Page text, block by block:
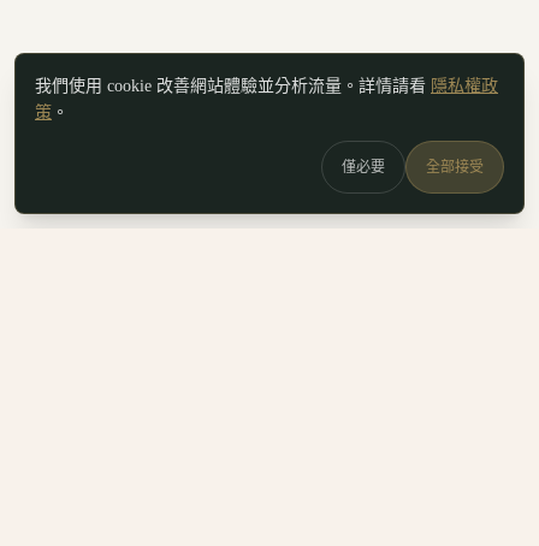
我們使用 cookie 改善網站體驗並分析流量。詳情請看 隱私權政
策 。
僅必要 全部接受